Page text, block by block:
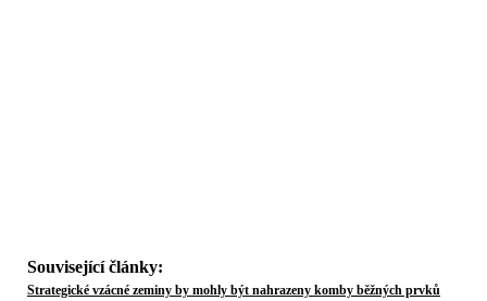
Související články:
Strategické vzácné zeminy by mohly být nahrazeny komby běžných prvků